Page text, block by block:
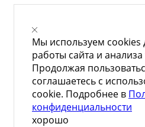
Мы используем cookies
работы сайта и
Продолжая
соглашаетесь с
cookie. Подробнее в
конфиденциальности
хорошо